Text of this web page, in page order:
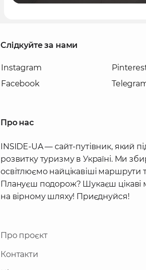
Слідкуйте за нами
Instagram
Facebook
Про нас
INSIDE-UA — сайт-путівник, який
розвитку туризму в Україні. Ми
освітлюємо найцікавіші маршрути
Плануєш подорож? Шукаєш цікаві
на вірному шляху! Приєднуйся!
Про проєкт
Контакти